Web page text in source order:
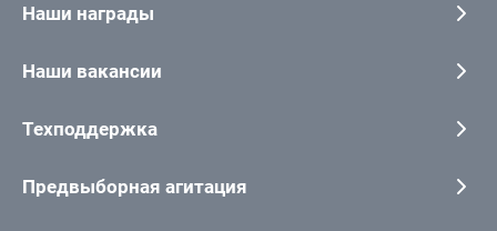
Наши награды
Наши вакансии
Техподдержка
Предвыборная агитация